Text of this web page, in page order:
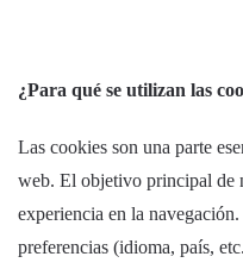
¿Para qué se utilizan las
Las cookies son una parte
web. El objetivo principal de
experiencia en la
preferencias (idioma, país,